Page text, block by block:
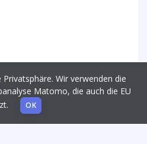
Wir verwenden die
Matomo, die auch die EU
OK